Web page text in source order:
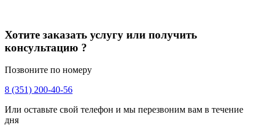
Хотите заказать услугу или получить
консультацию ?
Позвоните по номеру
8 (351) 200-40-56
Или оставьте свой телефон и мы перезвоним вам в течение
дня